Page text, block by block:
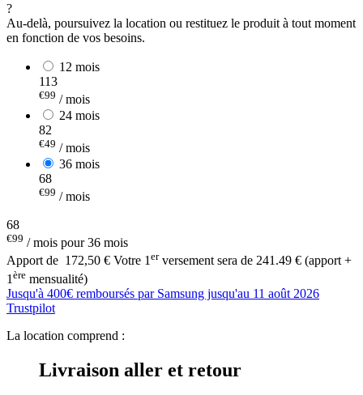
?
Au-delà, poursuivez la location ou restituez le produit à tout moment
en fonction de vos besoins.
12 mois
113
€99 / mois
24 mois
82
€49 / mois
36 mois
68
€99 / mois
68
€99 / mois pour 36 mois
Apport de 172,50 € Votre 1 erversement sera de 241.49 € (apport +
1 ère mensualité)
Jusqu'à 400€ remboursés par Samsung jusqu'au 11 août 2026
Trustpilot
La location comprend :
Livraison aller et retour